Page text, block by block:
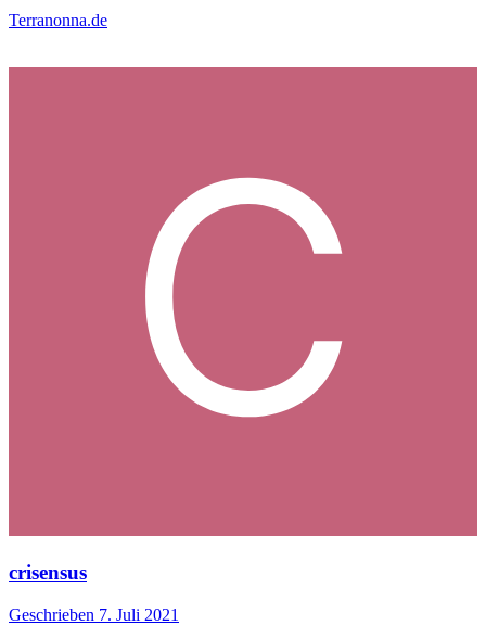
Terranonna.de
crisensus
Geschrieben 7. Juli 2021